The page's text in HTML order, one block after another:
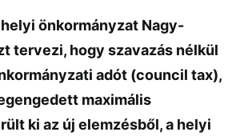
önkormányzat Nagy-
tervezi, hogy szavazás nélkül
adót (council tax),
maximális
ki az új elemzésből, a helyi